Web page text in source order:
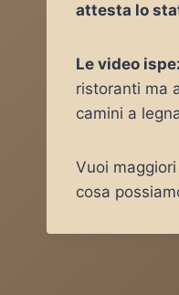
attesta lo
Le video
ristoranti ma
camini a
Vuoi
cosa